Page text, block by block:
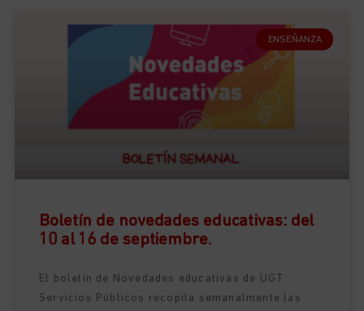
ENSEÑANZA
Boletín de novedades educativas: del
10 al 16 de septiembre.
El boletín de Novedades educativas de UGT
Servicios Públicos recopila semanalmente las